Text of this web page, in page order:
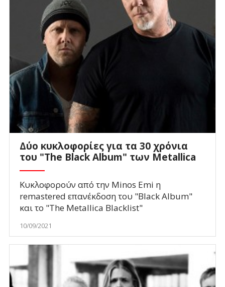
Δύο κυκλοφορίες για τα 30 χρόνια
του "The Black Album" των Metallica
Κυκλοφορούν από την Minos Emi η
remastered επανέκδοση του "Black Album"
και το "The Metallica Blacklist"
10/09/2021